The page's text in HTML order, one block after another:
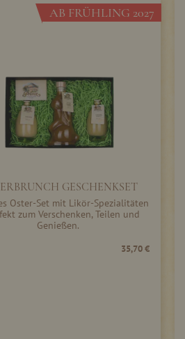
AB FRÜHLING 2027
GESCHENKSET
Oster-Set mit Likör-Spezialitäten
zum Verschenken, Teilen und
Genießen.
35,70 €